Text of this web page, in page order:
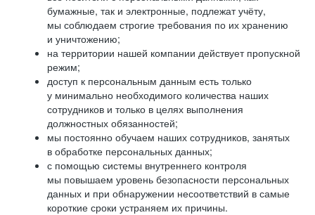
бумажные, так и электронные, подлежат учёту,
мы соблюдаем строгие требования по их хранению
и уничтожению;
на территории нашей компании действует пропускной
режим;
доступ к персональным данным есть только
у минимально необходимого количества наших
сотрудников и только в целях выполнения
должностных обязанностей;
мы постоянно обучаем наших сотрудников, занятых
в обработке персональных данных;
с помощью системы внутреннего контроля
мы повышаем уровень безопасности персональных
данных и при обнаружении несоответствий в самые
короткие сроки устраняем их причины.